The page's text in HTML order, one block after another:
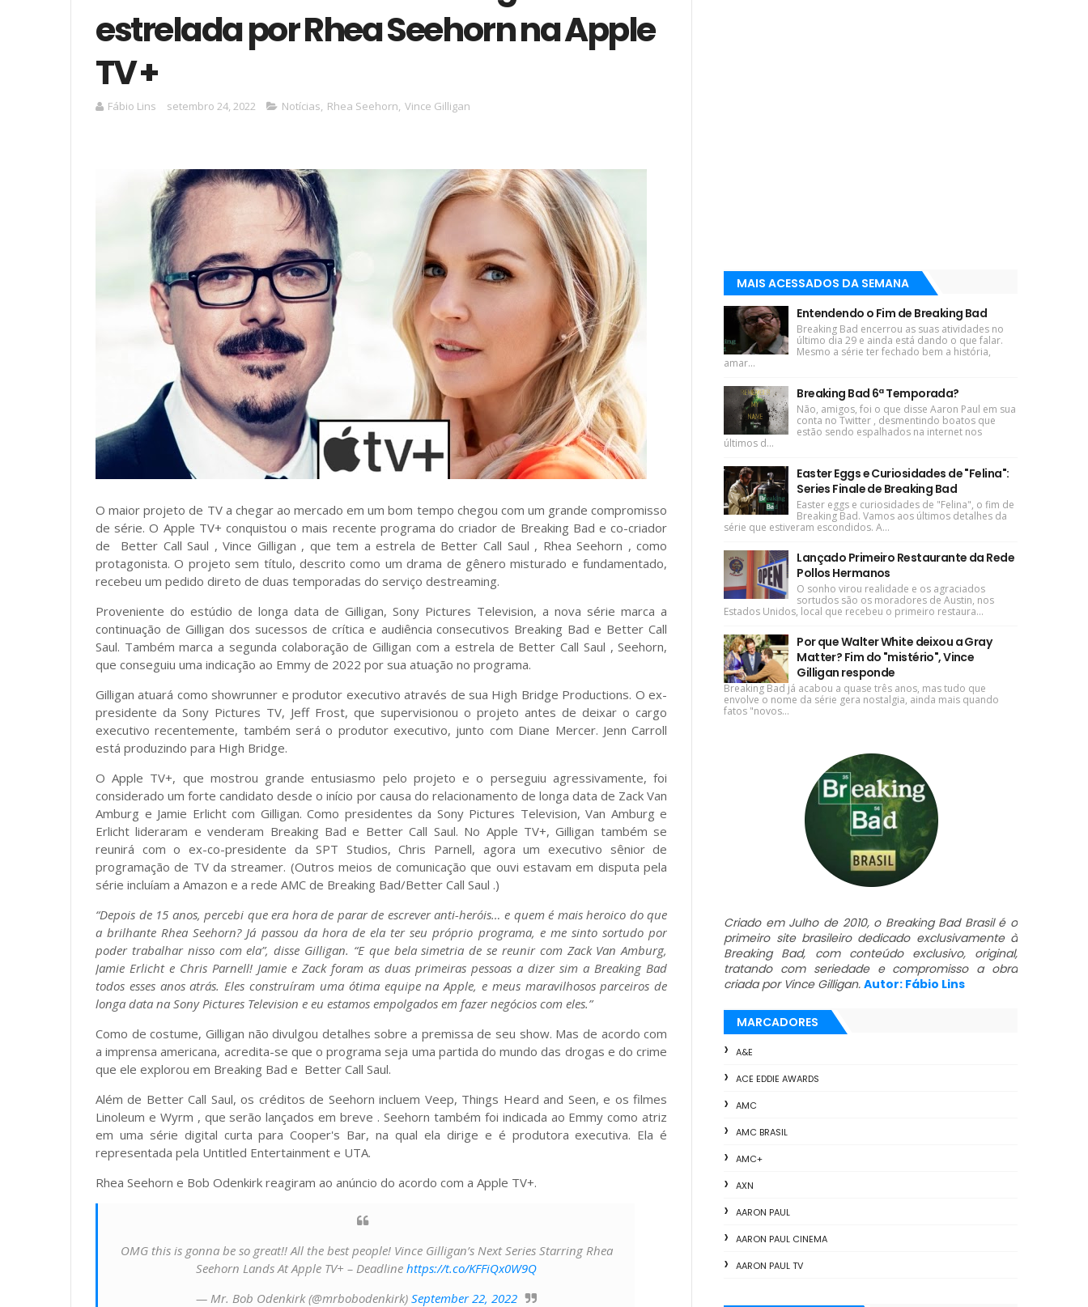
estrelada por Rhea Seehorn na Apple
TV +
Fábio Lins setembro 24, 2022 Notícias, Rhea Seehorn, Vince Gilligan
O maior projeto de TV a chegar ao mercado em um bom tempo chegou com um grande compromisso
de série. O Apple TV+ conquistou o mais recente programa do criador de Breaking Bad e co-criador
de Better Call Saul , Vince Gilligan , que tem a estrela de Better Call Saul , Rhea Seehorn , como
protagonista. O projeto sem título, descrito como um drama de gênero misturado e fundamentado,
recebeu um pedido direto de duas temporadas do serviço destreaming.
Proveniente do estúdio de longa data de Gilligan, Sony Pictures Television, a nova série marca a
continuação de Gilligan dos sucessos de crítica e audiência consecutivos Breaking Bad e Better Call
Saul. Também marca a segunda colaboração de Gilligan com a estrela de Better Call Saul , Seehorn,
que conseguiu uma indicação ao Emmy de 2022 por sua atuação no programa.
Gilligan atuará como showrunner e produtor executivo através de sua High Bridge Productions. O ex-
presidente da Sony Pictures TV, Jeff Frost, que supervisionou o projeto antes de deixar o cargo
executivo recentemente, também será o produtor executivo, junto com Diane Mercer. Jenn Carroll
está produzindo para High Bridge.
O Apple TV+, que mostrou grande entusiasmo pelo projeto e o perseguiu agressivamente, foi
considerado um forte candidato desde o início por causa do relacionamento de longa data de Zack Van
Amburg e Jamie Erlicht com Gilligan. Como presidentes da Sony Pictures Television, Van Amburg e
Erlicht lideraram e venderam Breaking Bad e Better Call Saul. No Apple TV+, Gilligan também se
reunirá com o ex-co-presidente da SPT Studios, Chris Parnell, agora um executivo sênior de
programação de TV da streamer. (Outros meios de comunicação que ouvi estavam em disputa pela
série incluíam a Amazon e a rede AMC de Breaking Bad/Better Call Saul .)
“Depois de 15 anos, percebi que era hora de parar de escrever anti-heróis… e quem é mais heroico do que
a brilhante Rhea Seehorn? Já passou da hora de ela ter seu próprio programa, e me sinto sortudo por
poder trabalhar nisso com ela”, disse Gilligan. “E que bela simetria de se reunir com Zack Van Amburg,
Jamie Erlicht e Chris Parnell! Jamie e Zack foram as duas primeiras pessoas a dizer sim a Breaking Bad
todos esses anos atrás. Eles construíram uma ótima equipe na Apple, e meus maravilhosos parceiros de
longa data na Sony Pictures Television e eu estamos empolgados em fazer negócios com eles.”
Como de costume, Gilligan não divulgou detalhes sobre a premissa de seu show. Mas de acordo com
a imprensa americana, acredita-se que o programa seja uma partida do mundo das drogas e do crime
que ele explorou em Breaking Bad e Better Call Saul.
Além de Better Call Saul, os créditos de Seehorn incluem Veep, Things Heard and Seen, e os filmes
Linoleum e Wyrm , que serão lançados em breve . Seehorn também foi indicada ao Emmy como atriz
em uma série digital curta para Cooper's Bar, na qual ela dirige e é produtora executiva. Ela é
representada pela Untitled Entertainment e UTA.
Rhea Seehorn e Bob Odenkirk reagiram ao anúncio do acordo com a Apple TV+.
OMG this is gonna be so great!! All the best people! Vince Gilligan’s Next Series Starring Rhea
Seehorn Lands At Apple TV+ – Deadlinehttps://t.co/KFFiQx0W9Q
— Mr. Bob Odenkirk (@mrbobodenkirk)September 22, 2022
MAIS ACESSADOS DA SEMANA
Entendendo o Fim de Breaking Bad
Breaking Bad encerrou as suas atividades no
último dia 29 e ainda está dando o que falar.
Mesmo a série ter fechado bem a história,
amar...
Breaking Bad 6ª Temporada?
Não, amigos, foi o que disse Aaron Paul em sua
conta no Twitter , desmentindo boatos que
estão sendo espalhados na internet nos
últimos d...
Easter Eggs e Curiosidades de "Felina":
Series Finale de Breaking Bad
Easter eggs e curiosidades de "Felina", o fim de
Breaking Bad. Vamos aos últimos detalhes da
série que estiveram escondidos. A...
Lançado Primeiro Restaurante da Rede
Pollos Hermanos
O sonho virou realidade e os agraciados
sortudos são os moradores de Austin, nos
Estados Unidos, local que recebeu o primeiro restaura...
Por que Walter White deixou a Gray
Matter? Fim do "mistério", Vince
Gilligan responde
Breaking Bad já acabou a quase três anos, mas tudo que
envolve o nome da série gera nostalgia, ainda mais quando
fatos "novos...
Criado em Julho de 2010, o Breaking Bad Brasil é o
primeiro site brasileiro dedicado exclusivamente à
Breaking Bad, com conteúdo exclusivo, original,
tratando com seriedade e compromisso a obra
criada por Vince Gilligan. Autor: Fábio Lins
MARCADORES
A&E
ACE EDDIE AWARDS
AMC
AMC BRASIL
AMC+
AXN
AARON PAUL
AARON PAUL CINEMA
AARON PAUL TV